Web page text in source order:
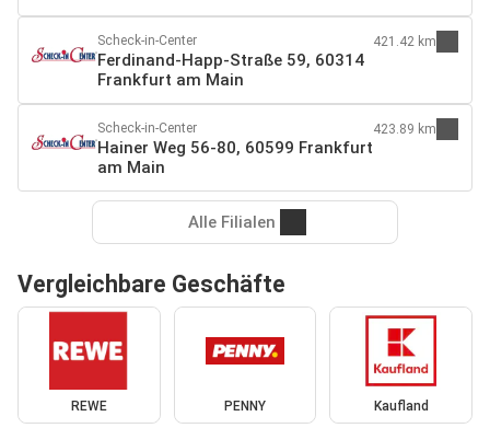
Scheck-in-Center
Ferdinand-Happ-Straße 59, 60314
Frankfurt am Main
421.42 km
Scheck-in-Center
Hainer Weg 56-80, 60599 Frankfurt
am Main
423.89 km
Alle Filialen
Vergleichbare Geschäfte
REWE PENNY Kaufland